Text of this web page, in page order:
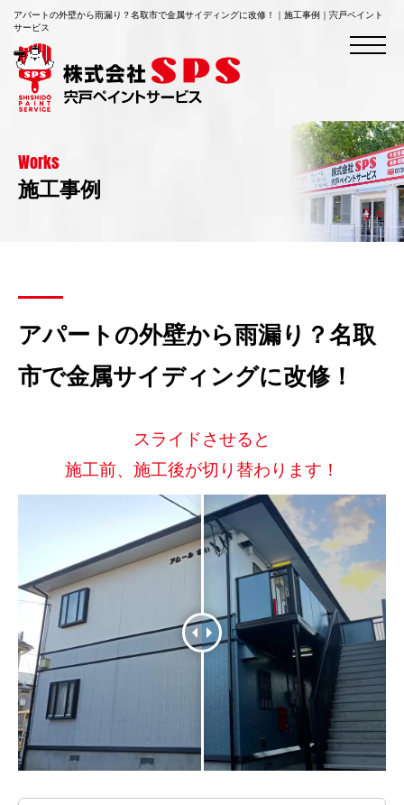
アパートの外壁から雨漏り？名取市で金属サイディングに改修！｜施工事例｜宍戸ペイント
サービス
Works
施工事例
アパートの外壁から雨漏り？名取
市で金属サイディングに改修！
スライドさせると
施工前、施工後が切り替わります！